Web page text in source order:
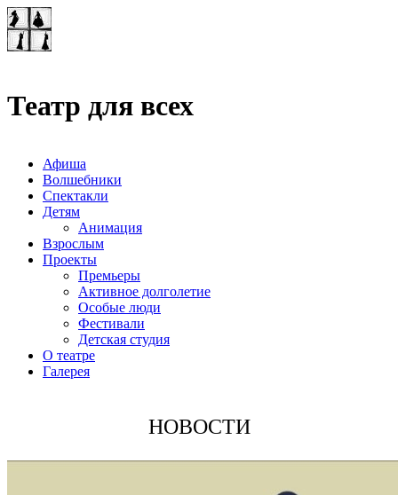
Театр для всех
Афиша
Волшебники
Спектакли
Детям
Анимация
Взрослым
Проекты
Премьеры
Активное долголетие
Особые люди
Фестивали
Детская студия
О театре
Галерея
НОВОСТИ